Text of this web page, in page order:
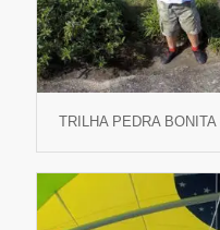
TRILHA PEDRA